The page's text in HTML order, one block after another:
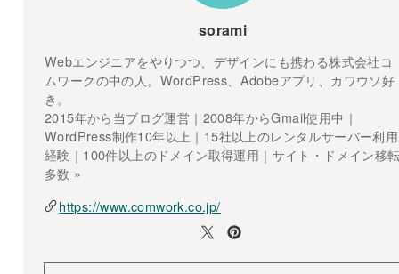
sorami
Webエンジニアをやりつつ、デザインにも携わる株式会社コ
ムワークの中の人。WordPress、Adobeアプリ、カワウソ好
き。
2015年から当ブログ運営｜2008年からGmail使用中｜
WordPress制作10年以上｜15社以上のレンタルサーバー利用
経験｜100件以上のドメイン取得運用｜サイト・ドメイン移
多数 »
https://www.comwork.co.jp/